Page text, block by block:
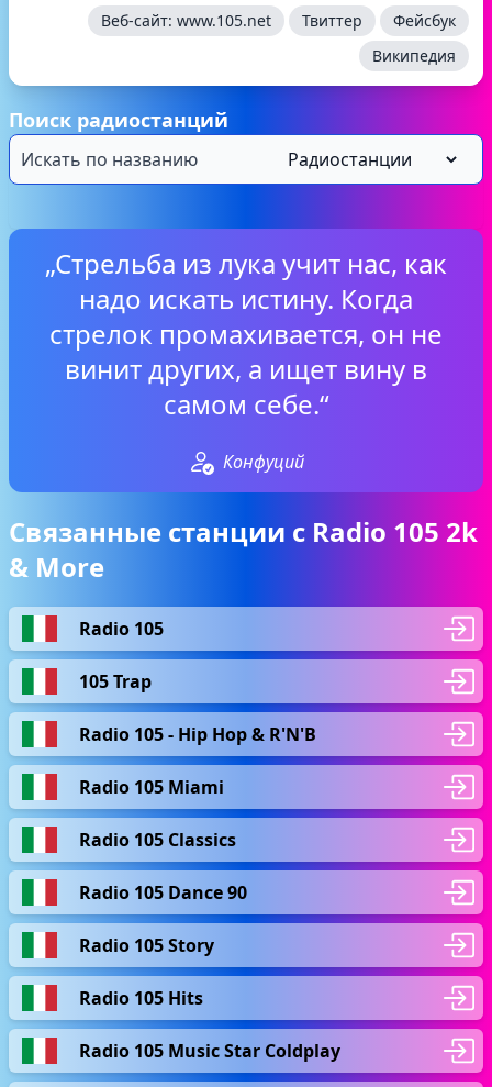
Веб-сайт: www.105.net Твиттер
Фейсбук
Википедия
Поиск радиостанций
„Стрельба из лука учит нас, как
надо искать истину. Когда
стрелок промахивается, он не
винит других, а ищет вину в
самом себе.“
Конфуций
Связанные станции с Radio 105 2k
& More
Radio 105
105 Trap
Radio 105 - Hip Hop & R'N'B
Radio 105 Miami
Radio 105 Classics
Radio 105 Dance 90
Radio 105 Story
Radio 105 Hits
Radio 105 Music Star Coldplay